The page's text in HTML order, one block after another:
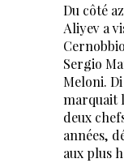
Du côté
Aliyev a
Sergio
Meloni.
marquait
deux
années,
aux plus